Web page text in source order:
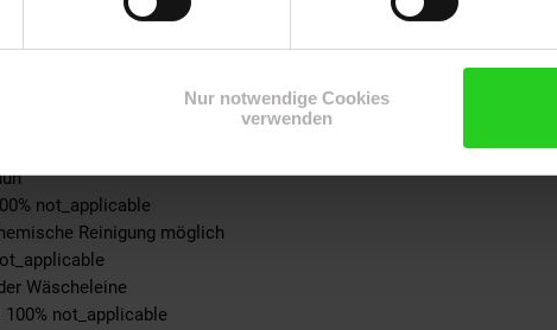
Nur notwendige Cookies
verwenden
100% not_applicable
teil: 100% not_applicable
not_applicable
Reinigung möglich
Wäscheleine
not_applicable